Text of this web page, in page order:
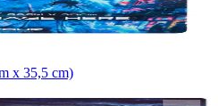
x 35,5 cm)